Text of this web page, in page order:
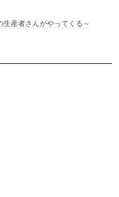
産者さんがやってくる～